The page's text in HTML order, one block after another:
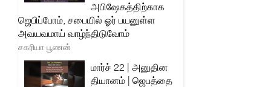
அபிஷேகத்திற்காக
ஜெபிப்போம், சபையில் ஓர் பயனுள்ள
அவயவமாய் வாழ்ந்திடுவோம்
சகரியா பூணன்
மார்ச் 22 | அனுதின
தியானம் | ஜெபத்தை